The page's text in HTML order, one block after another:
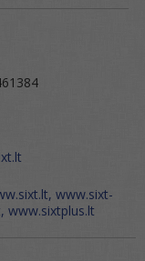
www.sixt-
www.sixtplus.lt